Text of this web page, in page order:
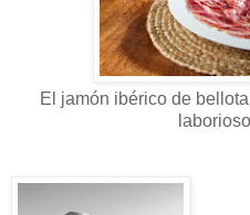
El jamón ibérico de